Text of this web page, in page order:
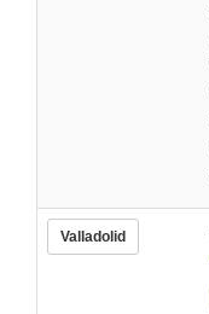
Valladolid